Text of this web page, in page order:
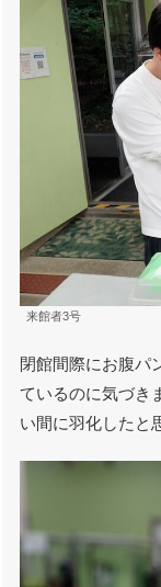
来館者3号
閉館間際にお腹パ
ているのに気づき
い間に羽化したと